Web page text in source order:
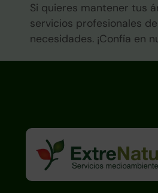
Si quieres mantener tus
servicios profesionales
necesidades. ¡Confía en